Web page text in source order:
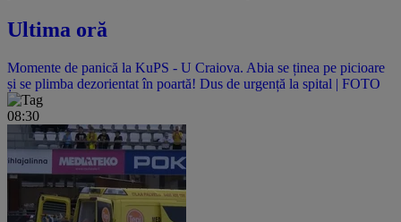
Ultima oră
Momente de panică la KuPS - U Craiova. Abia se ținea pe picioare
și se plimba dezorientat în poartă! Dus de urgență la spital | FOTO
08:30